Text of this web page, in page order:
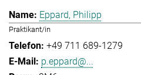
Eppard, Philipp
Praktikant/in
+49 711 689-1279
p.eppard@...